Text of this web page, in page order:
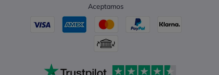
Aceptamos